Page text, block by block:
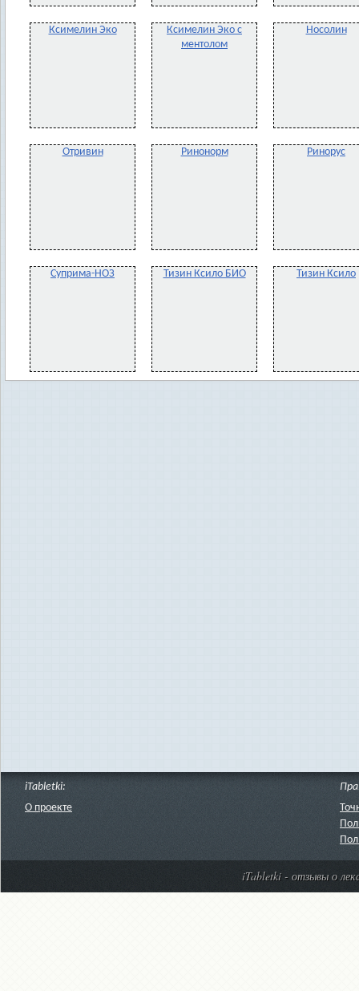
Ксимелин Эко
Ксимелин Эко с
ментолом
Носолин
Отривин Ринонорм Ринорус
Суприма-НОЗ Тизин Ксило БИО Тизин Ксило
iTabletki:
О проекте
iTabletki - отзывы о